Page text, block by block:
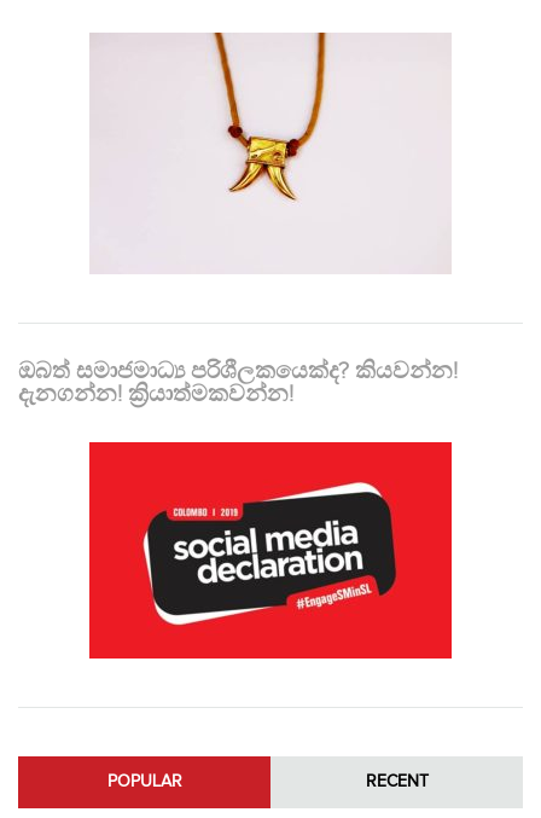
ඔබත් සමාජමාධ්‍ය පරිශීලකයෙක්ද? කියවන්න!
දැනගන්න! ක්‍රියාත්මකවන්න!
POPULAR RECENT